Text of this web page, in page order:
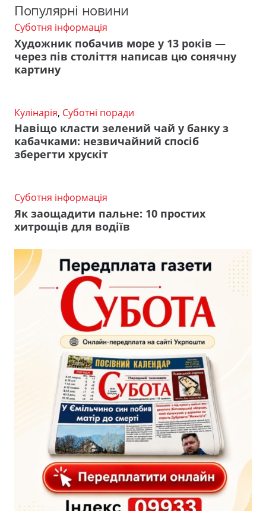
Популярні новини
Суботня інформація
Художник побачив море у 13 років —
через пів століття написав цю сонячну
картину
Кулінарія, Суботні поради
Навіщо класти зелений чай у банку з
кабачками: незвичайний спосіб
зберегти хрускіт
Суботня інформація
Як заощадити пальне: 10 простих
хитрощів для водіїв